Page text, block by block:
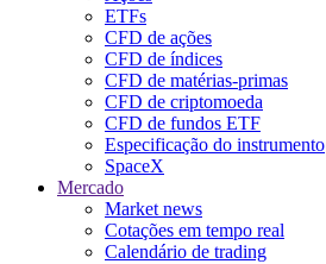
ETFs
CFD de ações
CFD de índices
CFD de matérias-primas
CFD de criptomoeda
CFD de fundos ETF
Especificação do instrumento
SpaceX
Mercado
Market news
Cotações em tempo real
Calendário de trading